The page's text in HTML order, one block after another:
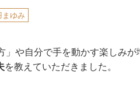
まゆみ
や自分で手を動かす楽しみが
を教えていただきました。